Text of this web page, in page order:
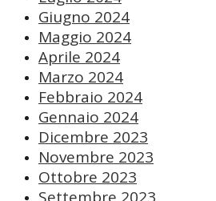
Giugno 2024
Maggio 2024
Aprile 2024
Marzo 2024
Febbraio 2024
Gennaio 2024
Dicembre 2023
Novembre 2023
Ottobre 2023